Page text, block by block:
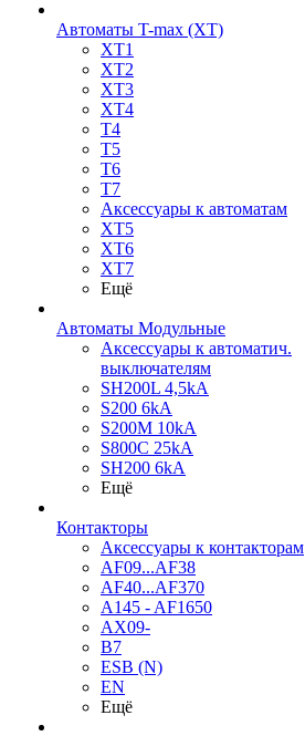
Автоматы T-max (XT)
XT1
XT2
XT3
XT4
T4
T5
T6
T7
Аксессуары к автоматам
XT5
XT6
XT7
Ещё
Автоматы Модульные
Аксессуары к автоматич.
выключателям
SH200L 4,5kA
S200 6kA
S200M 10kA
S800C 25kA
SH200 6kA
Ещё
Контакторы
Аксессуары к контакторам
AF09...AF38
AF40...AF370
A145 - AF1650
AX09-
B7
ESB (N)
EN
Ещё